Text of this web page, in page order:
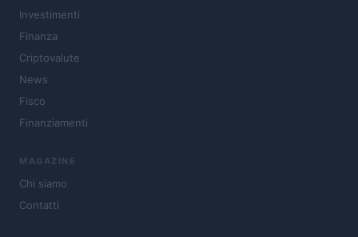
Investimenti
Finanza
Criptovalute
News
Fisco
Finanziamenti
MAGAZINE
Chi siamo
Contatti